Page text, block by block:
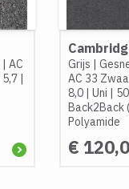
| AC
5,7|
Grijs |
AC 33
8,0| Uni |
Back2Back
Polyamide
€